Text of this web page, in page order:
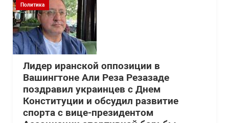
Политика
Лидер иранской оппозиции в
Вашингтоне Али Реза Резазаде
поздравил украинцев с Днем
Конституции и обсудил развитие
спорта с вице-президентом